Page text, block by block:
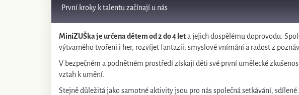
První kroky k talentu začínají u nás
MiniZUŠka je určena dětem od 2 do 4 leta jejich dospělému doprovodu.
výtvarného tvoření i her, rozvíjet fantazii, smyslové vnímání a radost z
V bezpečném a podnětném prostředí získají děti své první umělecké
vztah k umění.
Stejně důležitá jako samotné aktivity jsou pro nás společná setkávání,